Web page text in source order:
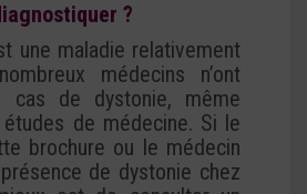
?
une maladie relativement
médecins n’ont
cas de dystonie, même
de médecine. Si le
brochure ou le médecin
de dystonie chez